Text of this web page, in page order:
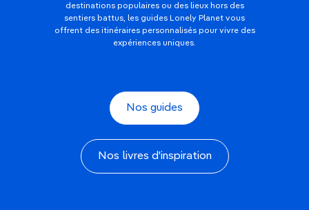
destinations populaires ou des lieux hors des
sentiers battus, les guides Lonely Planet vous
offrent des itinéraires personnalisés pour vivre des
expériences uniques.
Nos guides
Nos livres d'inspiration